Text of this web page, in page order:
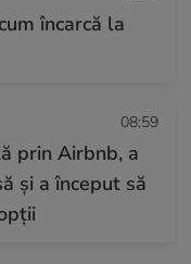
încarcă la
08:59
prin Airbnb, a
și a început să